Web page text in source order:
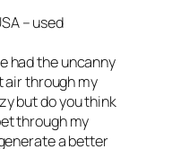
– used
had the uncanny
air through my
but do you think
through my
a better